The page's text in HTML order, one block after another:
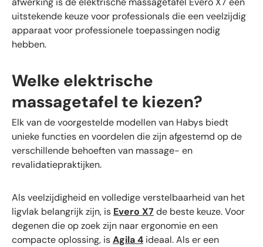
uitstekende keuze voor professionals die een veelzijdig
apparaat voor professionele toepassingen nodig
hebben.
Welke elektrische
massagetafel te kiezen?
Elk van de voorgestelde modellen van Habys biedt
unieke functies en voordelen die zijn afgestemd op de
verschillende behoeften van massage- en
revalidatiepraktijken.
Als veelzijdigheid en volledige verstelbaarheid van het
ligvlak belangrijk zijn, is Evero X7 de beste keuze. Voor
degenen die op zoek zijn naar ergonomie en een
compacte oplossing, isAgila 4 ideaal. Als er een